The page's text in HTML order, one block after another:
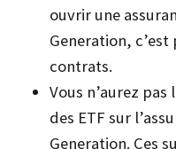
ouvrir une
Generation,
contrats.
Vous n’aurez
des ETF sur
Generation. Ces